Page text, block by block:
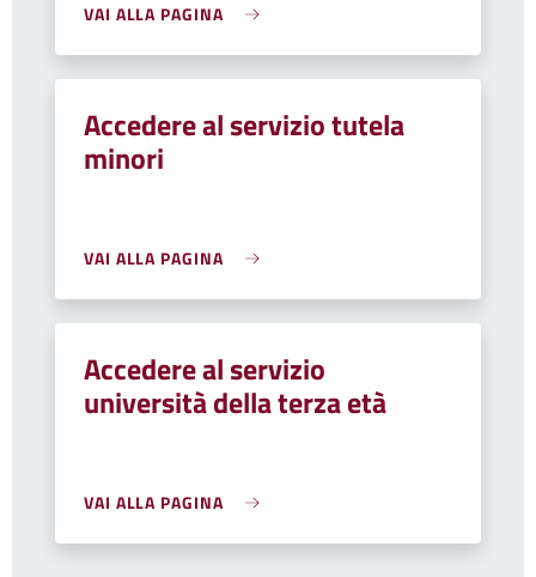
VAI ALLA PAGINA
Accedere al servizio tutela
minori
VAI ALLA PAGINA
Accedere al servizio
università della terza età
VAI ALLA PAGINA